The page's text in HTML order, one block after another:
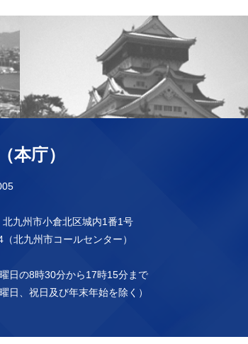
本庁）
九州市小倉北区城内1番1号
北九州市コールセンター）
日の8時30分から17時15分まで
日、祝日及び年末年始を除く）